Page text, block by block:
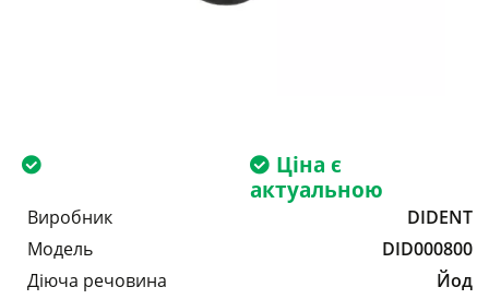
Ціна є
актуальною
Виробник
DIDENT
Модель
DID000800
Діюча речовина
Йод